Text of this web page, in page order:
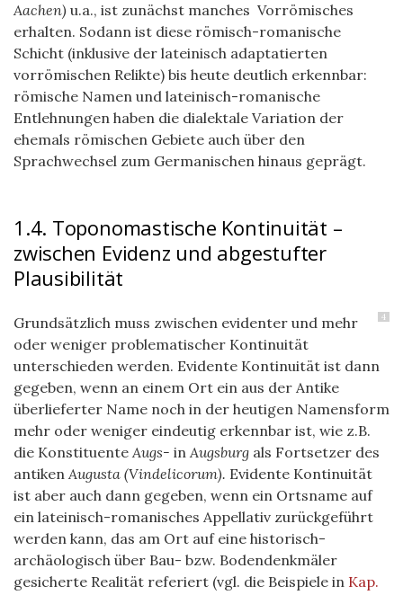
Aachen) u.a., ist zunächst manches Vorrömisches
erhalten. Sodann ist diese römisch-romanische
Schicht (inklusive der lateinisch adaptatierten
vorrömischen Relikte) bis heute deutlich erkennbar:
römische Namen und lateinisch-romanische
Entlehnungen haben die dialektale Variation der
ehemals römischen Gebiete auch über den
Sprachwechsel zum Germanischen hinaus geprägt.
1.4. Toponomastische Kontinuität –
zwischen Evidenz und abgestufter
Plausibilität
4
Grundsätzlich muss zwischen evidenter und mehr
oder weniger problematischer Kontinuität
unterschieden werden. Evidente Kontinuität ist dann
gegeben, wenn an einem Ort ein aus der Antike
überlieferter Name noch in der heutigen Namensform
mehr oder weniger eindeutig erkennbar ist, wie z.B.
die KonstituenteAugs- inAugsburg als Fortsetzer des
antikenAugusta (Vindelicorum). Evidente Kontinuität
ist aber auch dann gegeben, wenn ein Ortsname auf
ein lateinisch-romanisches Appellativ zurückgeführt
werden kann, das am Ort auf eine historisch-
archäologisch über Bau- bzw. Bodendenkmäler
gesicherte Realität referiert (vgl. die Beispiele in Kap.